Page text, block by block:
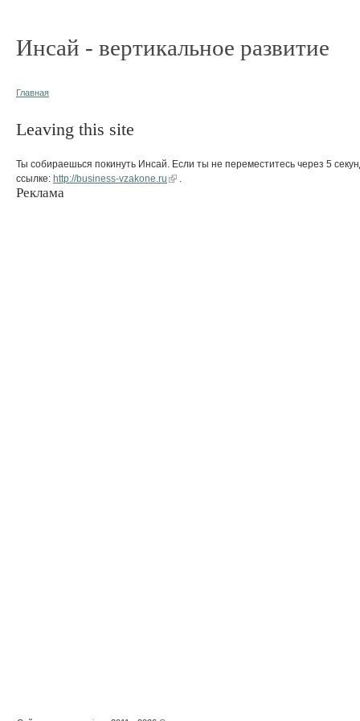
Инсай - вертикальное развитие
Главная
Leaving this site
Ты собираешься покинуть Инсай. Если ты не переместитесь через 5
ссылке: http://business-vzakone.ru
Реклама